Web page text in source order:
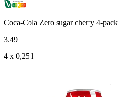
Coca-Cola Zero sugar cherry 4-pack
3.49
4 x 0,25 l